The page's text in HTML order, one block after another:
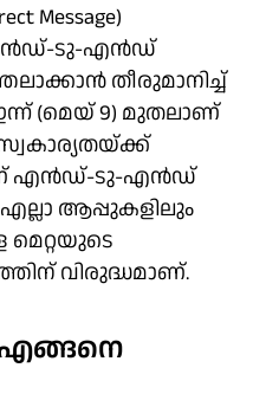
Message)
ടു-എൻഡ്
തീരുമാനിച്ച്
(മെയ് 9) മുതലാണ്
എൻഡ്-ടു-എൻഡ്
ആപ്പുകളിലും
വിരുദ്ധമാണ്.